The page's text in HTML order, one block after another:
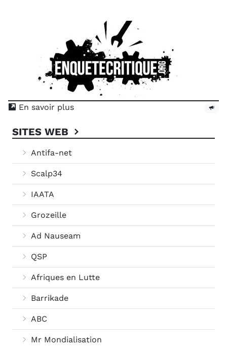
En savoir plus
SITES WEB
Antifa-net
Scalp34
IAATA
Grozeille
Ad Nauseam
QSP
Afriques en Lutte
Barrikade
ABC
Mr Mondialisation